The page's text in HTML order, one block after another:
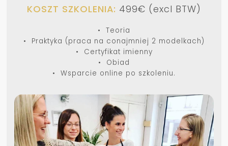
KOSZT SZKOLENIA: 499€ (excl BTW)
• Teoria
• Praktyka (praca na conajmniej 2 modelkach)
• Certyfikat imienny
• Obiad
• Wsparcie online po szkoleniu.